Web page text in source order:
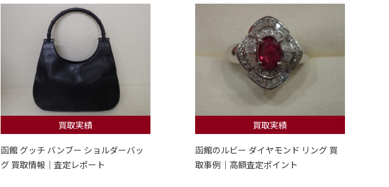
買取実績
函館 グッチ バンブー ショルダーバッ
グ 買取情報｜査定レポート
買取実績
函館のルビー ダイヤモンド リング 買
取事例｜高額査定ポイント